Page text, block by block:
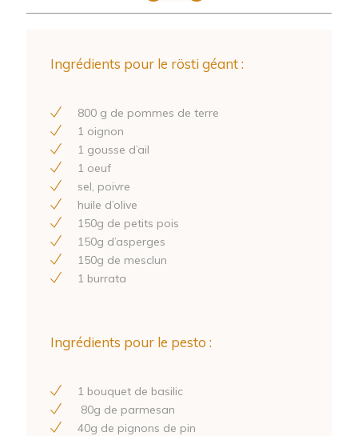
Ingrédients pour le rösti géant :
800 g de pommes de terre
1 oignon
1 gousse d’ail
1 oeuf
sel, poivre
huile d’olive
150g de petits pois
150g d’asperges
150g de mesclun
1 burrata
Ingrédients pour le pesto :
1 bouquet de basilic
80g de parmesan
40g de pignons de pin